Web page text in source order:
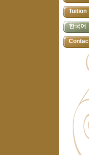
Tuition
한국어